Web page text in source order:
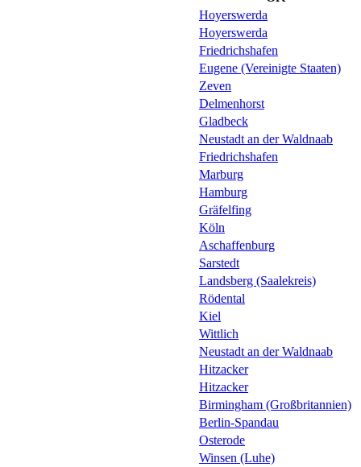
Hoyerswerda
Hoyerswerda
Friedrichshafen
Eugene (Vereinigte Staaten)
Zeven
Delmenhorst
Gladbeck
Neustadt an der Waldnaab
Friedrichshafen
Marburg
Hamburg
Gräfelfing
Köln
Aschaffenburg
Sarstedt
Landsberg (Saalekreis)
Rödental
Kiel
Wittlich
Neustadt an der Waldnaab
Hitzacker
Hitzacker
Birmingham (Großbritannien)
Berlin-Spandau
Osterode
Winsen (Luhe)